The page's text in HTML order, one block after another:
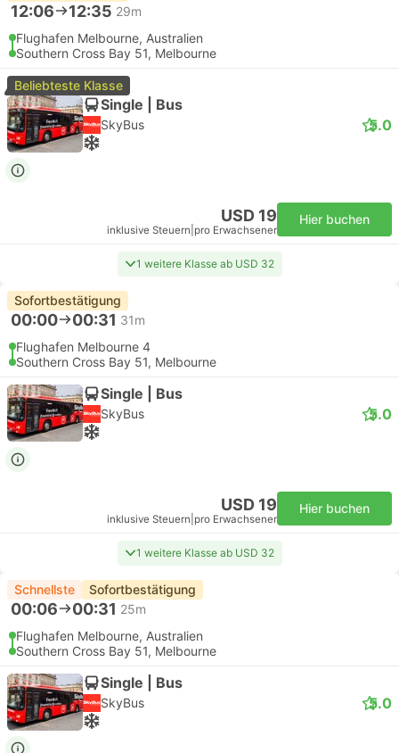
12:06 12:35 29m
Flughafen Melbourne, Australien
Southern Cross Bay 51, Melbourne
Beliebteste Klasse
Single | Bus
SkyBus 5.0
USD 19
inklusive Steuern pro Erwachsener
Hier buchen
1 weitere Klasse ab USD 32
Sofortbestätigung
00:00 00:31 31m
Flughafen Melbourne 4
Southern Cross Bay 51, Melbourne
Single | Bus
SkyBus 5.0
USD 19
inklusive Steuern pro Erwachsener
Hier buchen
1 weitere Klasse ab USD 32
Schnellste Sofortbestätigung
00:06 00:31 25m
Flughafen Melbourne, Australien
Southern Cross Bay 51, Melbourne
Single | Bus
SkyBus 5.0